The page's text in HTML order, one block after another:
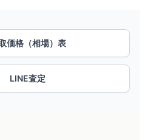
価格（相場）表
LINE査定